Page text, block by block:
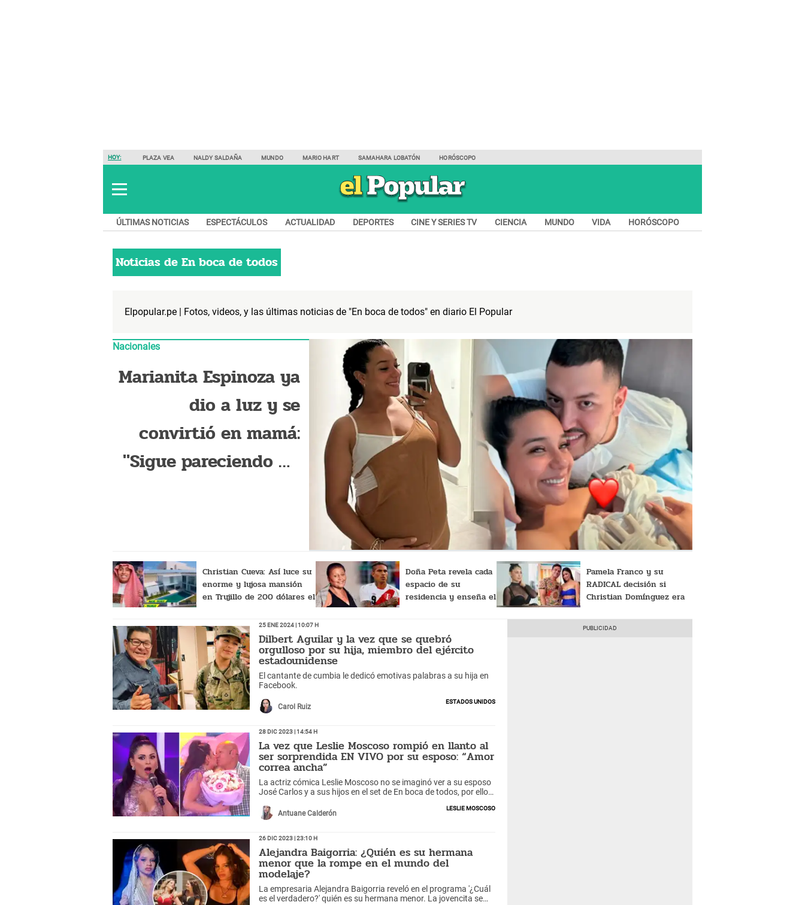
HOY: PLAZA VEA NALDY SALDAÑA MUNDO MARIO HART SAMAHARA LOBATÓN HORÓSCOPO
ÚLTIMAS NOTICIAS ESPECTÁCULOS ACTUALIDAD DEPORTES CINE Y SERIES TV CIENCIA MUNDO VIDA HORÓSCOPO
Noticias deEn boca de todos
Elpopular.pe | Fotos, videos, y las últimas noticias de "En boca de todos" en diario El Popular
Nacionales
Marianita Espinoza ya
dio a luz y se
convirtió en mamá:
"Sigue pareciendo un
Christian Cueva: Así luce su
enorme y lujosa mansión
en Trujillo de 200 dólares el
Doña Peta revela cada
espacio de su
residencia y enseña el
Pamela Franco y su
RADICAL decisión si
Christian Domínguez era
hacer?
25 Ene 2024 | 10:07 h
Dilbert Aguilar y la vez que se quebró
orgulloso por su hija, miembro del ejército
estadounidense
El cantante de cumbia le dedicó emotivas palabras a su hija en
Facebook.
Carol Ruiz
Estados Unidos
28 Dic 2023 | 14:54 h
La vez que Leslie Moscoso rompió en llanto al
ser sorprendida EN VIVO por su esposo: “Amor
correa ancha”
La actriz cómica Leslie Moscoso no se imaginó ver a su esposo
José Carlos y a sus hijos en el set de En boca de todos, por ello,
Antuane Calderón
Leslie Moscoso
26 Dic 2023 | 23:10 h
Alejandra Baigorria: ¿Quién es su hermana
menor que la rompe en el mundo del
modelaje?
La empresaria Alejandra Baigorria reveló en el programa '¿Cuál
es el verdadero?' quién es su hermana menor. La jovencita se